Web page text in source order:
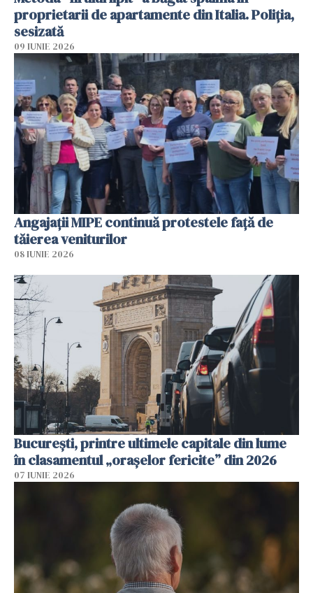
proprietarii de apartamente din Italia. Poliția,
sesizată
09 IUNIE 2026
Angajaţii MIPE continuă protestele faţă de
tăierea veniturilor
08 IUNIE 2026
București, printre ultimele capitale din lume
în clasamentul „orașelor fericite” din 2026
07 IUNIE 2026